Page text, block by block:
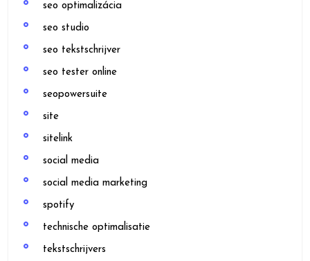
seo optimalizácia
seo studio
seo tekstschrijver
seo tester online
seopowersuite
site
sitelink
social media
social media marketing
spotify
technische optimalisatie
tekstschrijvers